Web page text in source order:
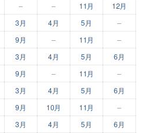
– – 11月 12月
3月 4月 5月
–
9月 – 11月 –
3月 4月 5月
6月
9月 – 11月 –
3月 4月 5月
6月
9月 10月 11月 –
3月 4月 5月
6月